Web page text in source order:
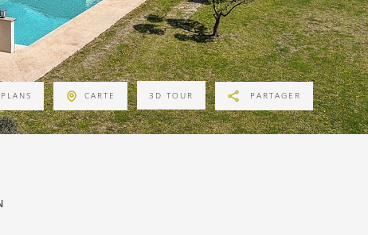
PLANS CARTE 3D TOUR PARTAGER